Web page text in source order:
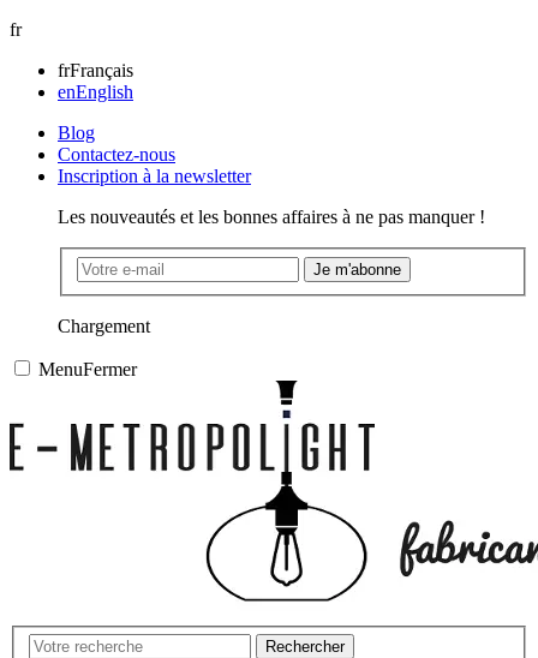
fr
frFrançais
enEnglish
Blog
Contactez-nous
Inscription à la newsletter
Les nouveautés et les bonnes affaires à ne pas manquer !
Je m'abonne
Chargement
MenuFermer
Rechercher